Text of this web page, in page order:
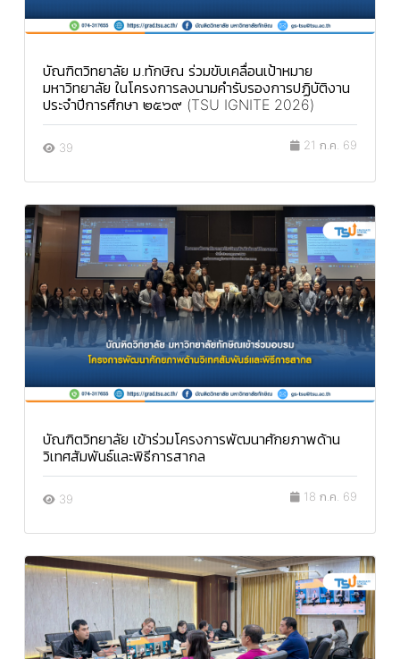
บัณฑิตวิทยาลัย ม.ทักษิณ ร่วมขับเคลื่อนเป้าหมาย
มหาวิทยาลัย ในโครงการลงนามคำรับรองการปฏิบัติงาน
ประจำปีการศึกษา ๒๕๖๙ (TSU IGNITE 2026)
39 21 ก.ค. 69
บัณฑิตวิทยาลัย เข้าร่วมโครงการพัฒนาศักยภาพด้าน
วิเทศสัมพันธ์และพิธีการสากล
39 18 ก.ค. 69